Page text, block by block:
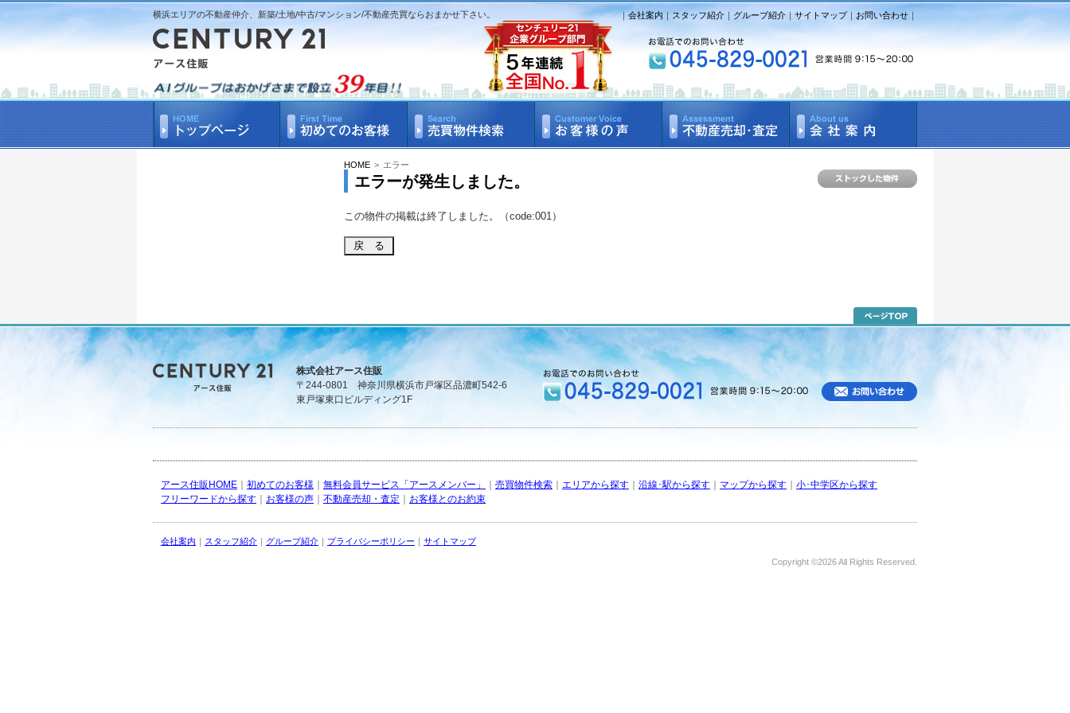
横浜エリアの不動産仲介、新築/土地/中古/マンション/不動産売買ならおまかせ下さい。 ｜会社案内 ｜スタッフ紹介 ｜ グループ紹介 ｜ サイトマップ｜ お問い合わせ ｜
HOME > エラー
エラーが発生しました。
この物件の掲載は終了しました。（code:001）
株式会社アース住販
〒244-0801 神奈川県横浜市戸塚区品濃町542-6
東戸塚東口ビルディング1F
アース住販HOME 初めてのお客様 無料会員サービス「アースメンバー」 売買物件検索 エリアから探す 沿線･駅から探す マップから探す
小･中学区から探す
フリーワードから探す
お客様の声 不動産売却・査定 お客様とのお約束
会社案内 ｜ スタッフ紹介 ｜ グループ紹介 ｜ プライバシーポリシー ｜ サイトマップ
Copyright ©2026 All Rights Reserved.